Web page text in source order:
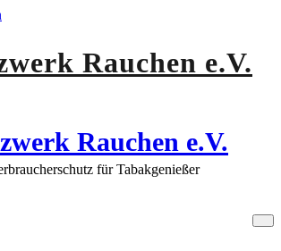
Rauchen e.V.
für Tabakgenießer